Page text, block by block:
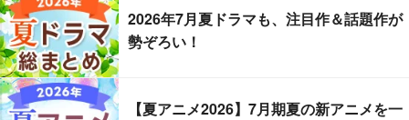
2026年7月夏ドラマも、注目作＆話題作が
勢ぞろい！
【夏アニメ2026】7月期夏の新アニメを一